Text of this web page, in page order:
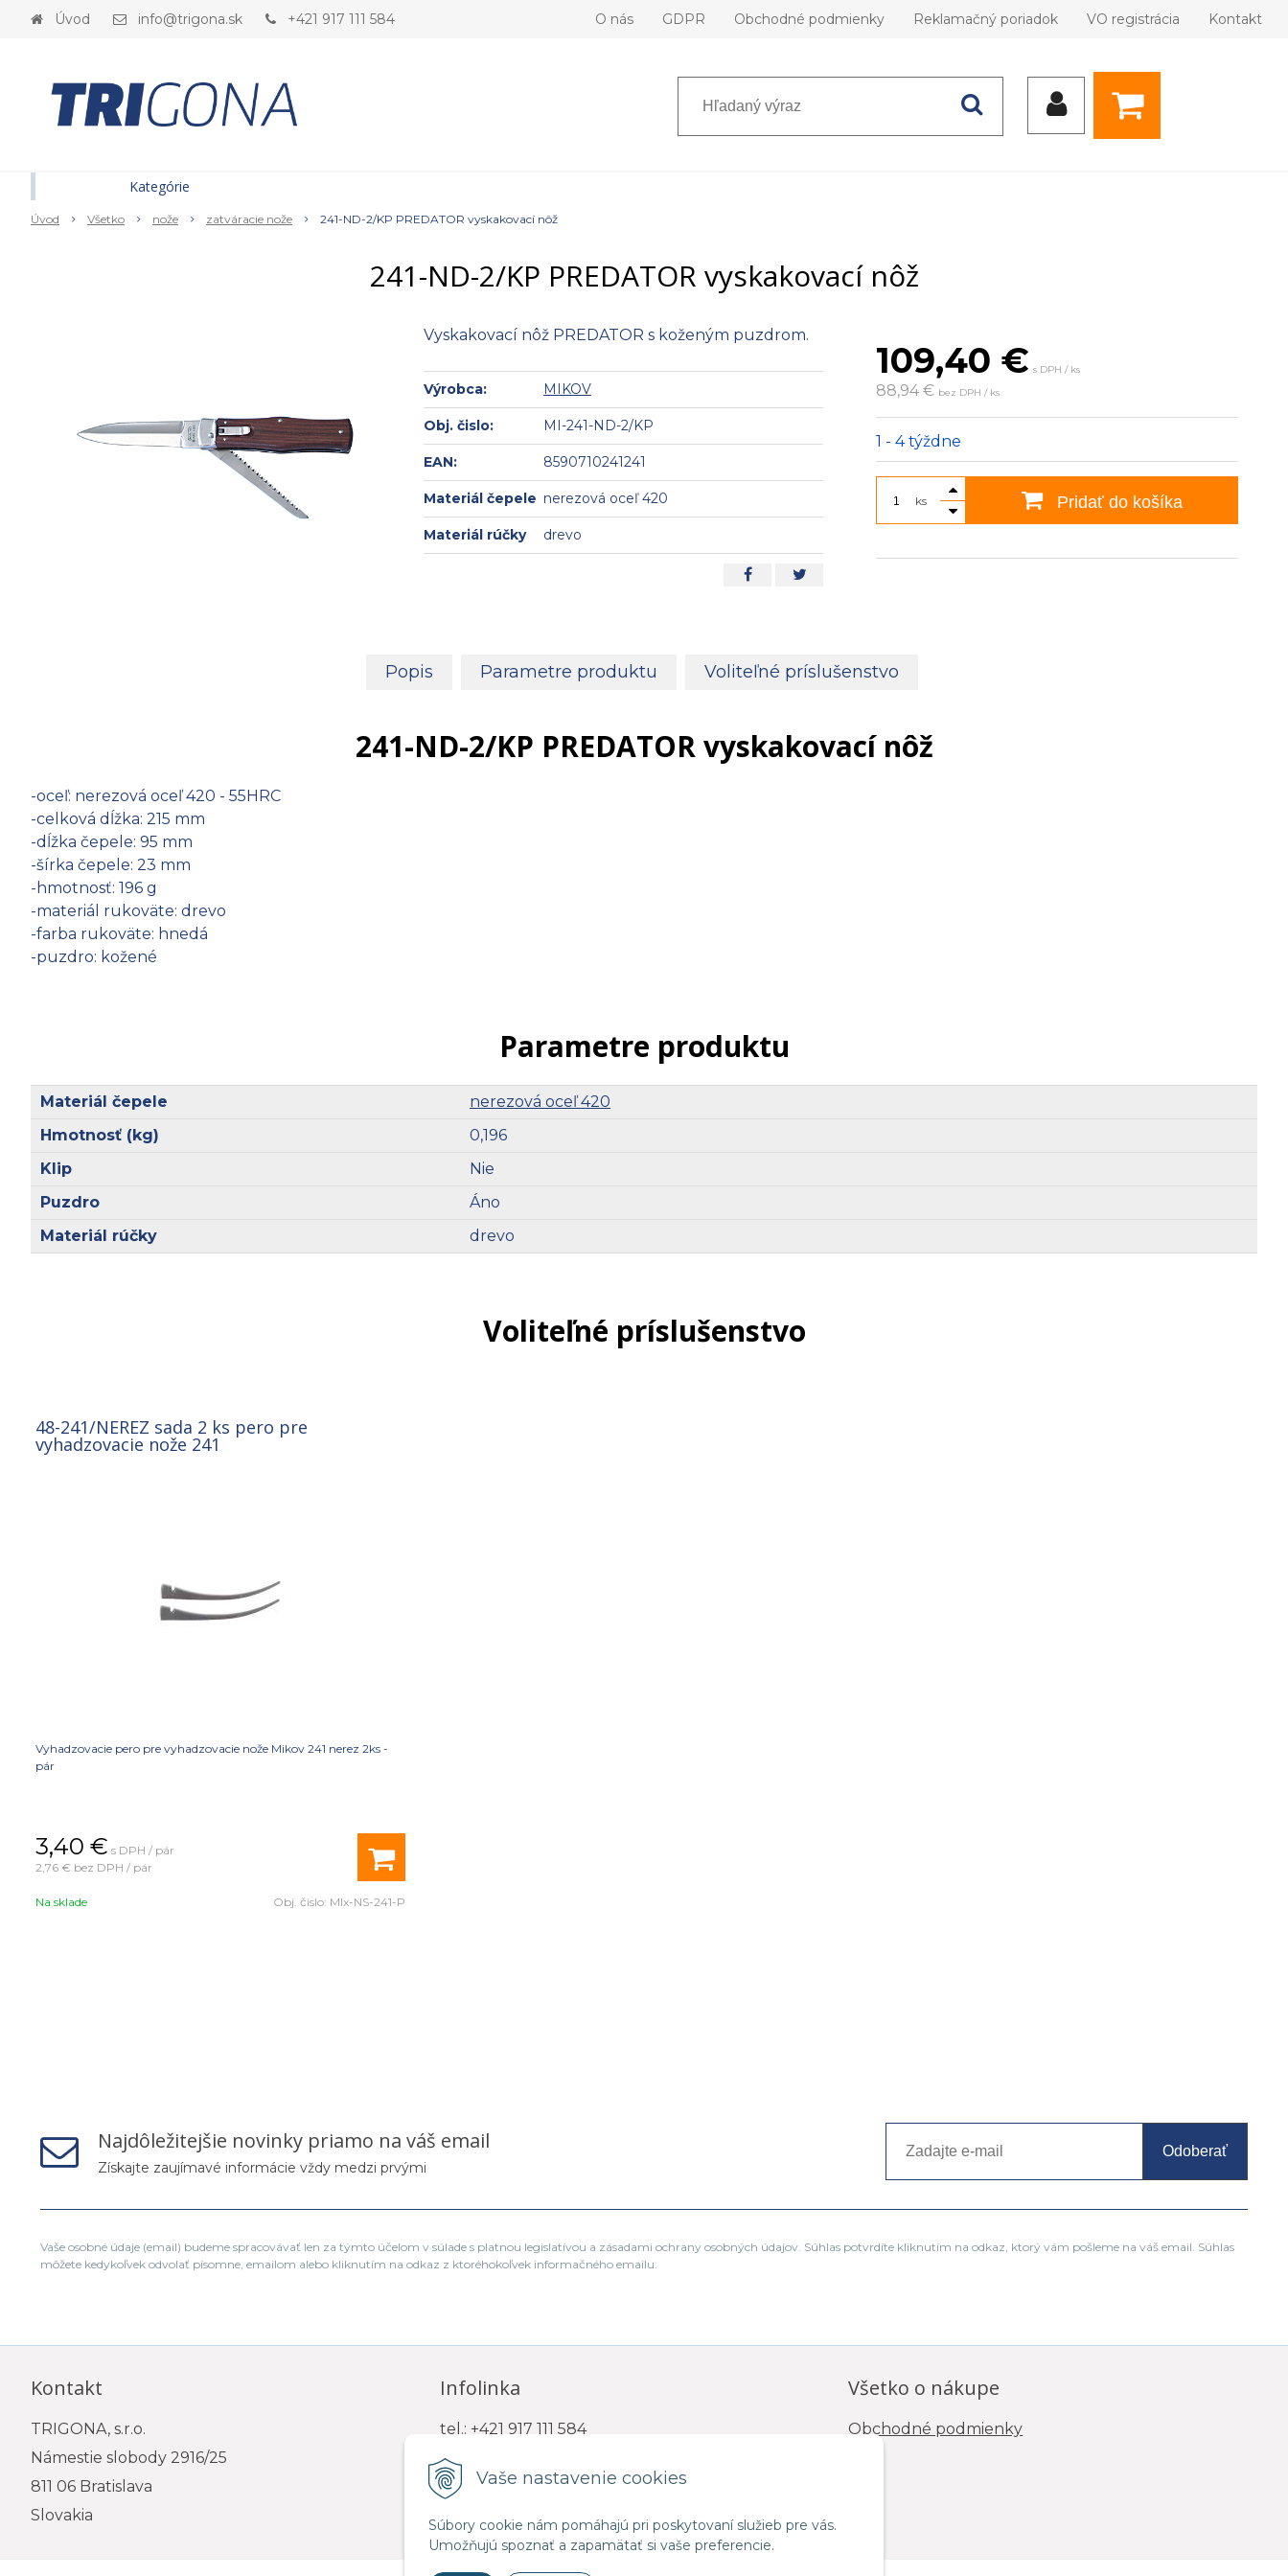
Vaše nastavenie cookies
Súbory cookie nám pomáhajú pri poskytovaní služieb pre vás.
Umožňujú spoznať a zapamätať si vaše preferencie.
Úvod info@trigona.sk +421 917 111 584 O nás GDPR Obchodné podmienky Reklamačný poriadok VO registrácia Kontakt
Úvod Všetko nože zatváracie nože 241-ND-2/KP PREDATOR vyskakovací nôž
241-ND-2/KP PREDATOR vyskakovací nôž
109,40 € s DPH / ks
88,94 € bez DPH / ks
1 - 4 týždne
ks Pridať do košíka
Vyskakovací nôž PREDATOR s koženým puzdrom.
Výrobca: MIKOV
Obj. čislo: MI-241-ND-2/KP
EAN: 8590710241241
Materiál čepele nerezová oceľ 420
Materiál rúčky drevo
Popis Parametre produktu Voliteľné príslušenstvo
241-ND-2/KP PREDATOR vyskakovací nôž
-oceľ: nerezová oceľ 420 - 55HRC
-celková dĺžka: 215 mm
-dĺžka čepele: 95 mm
-šírka čepele: 23 mm
-hmotnosť: 196 g
-materiál rukoväte: drevo
-farba rukoväte: hnedá
-puzdro: kožené
Parametre produktu
Materiál čepele
nerezová oceľ 420
Hmotnosť (kg)
0,196
Klip
Nie
Puzdro
Áno
Materiál rúčky
drevo
Voliteľné príslušenstvo
48-241/NEREZ sada 2 ks pero pre
vyhadzovacie nože 241
Vyhadzovacie pero pre vyhadzovacie nože Mikov 241 nerez 2ks -
pár
3,40 € s DPH / pár
2,76 € bez DPH / pár
Na sklade Obj. čislo: MIx-NS-241-P
Kategórie
Najdôležitejšie novinky priamo na váš email
Získajte zaujímavé informácie vždy medzi prvými
Odoberať
Vaše osobné údaje (email) budeme spracovávať len za týmto účelom v súlade s platnou legislatívou a zásadami ochrany osobných údajov. Súhlas potvrdíte kliknutím na odkaz, ktorý vám pošleme na váš email. Súhlas
môžete kedykoľvek odvolať písomne, emailom alebo kliknutím na odkaz z ktoréhokoľvek informačného emailu.
Kontakt
TRIGONA, s.r.o.
Námestie slobody 2916/25
811 06 Bratislava
Slovakia
Infolinka
tel.: +421 917 111 584
e-mail: info@trigona.sk
Všetko o nákupe
Obchodné podmienky